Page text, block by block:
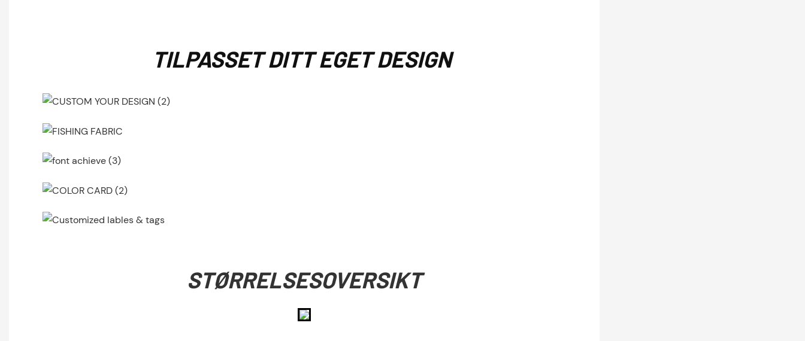
TILPASSET DITT EGET DESIGN
STØRRELSESOVERSIKT